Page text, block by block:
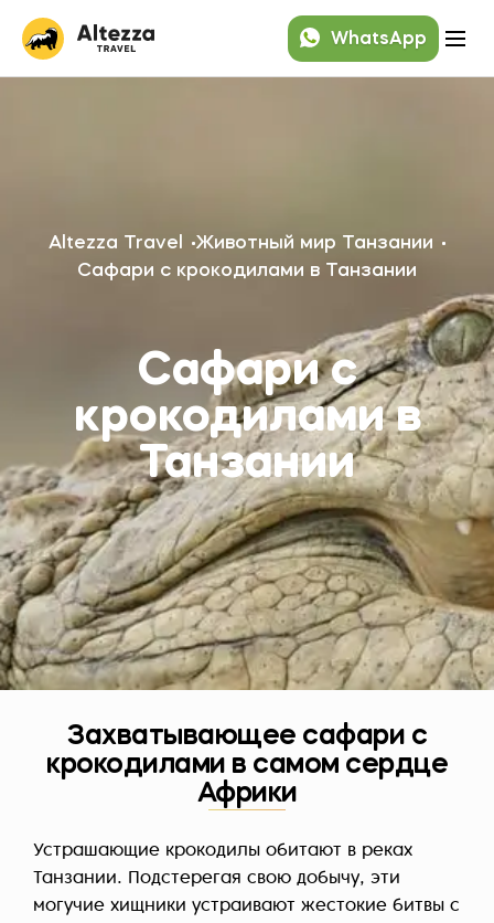
WhatsApp
Altezza Travel
Животный мир Танзании
Сафари с крокодилами в Танзании
Сафари с
крокодилами в
Танзании
Захватывающее сафари с
крокодилами в самом сердце
Африки
Устрашающие крокодилы обитают в реках
Танзании. Подстерегая свою добычу, эти
могучие хищники устраивают жестокие битвы с